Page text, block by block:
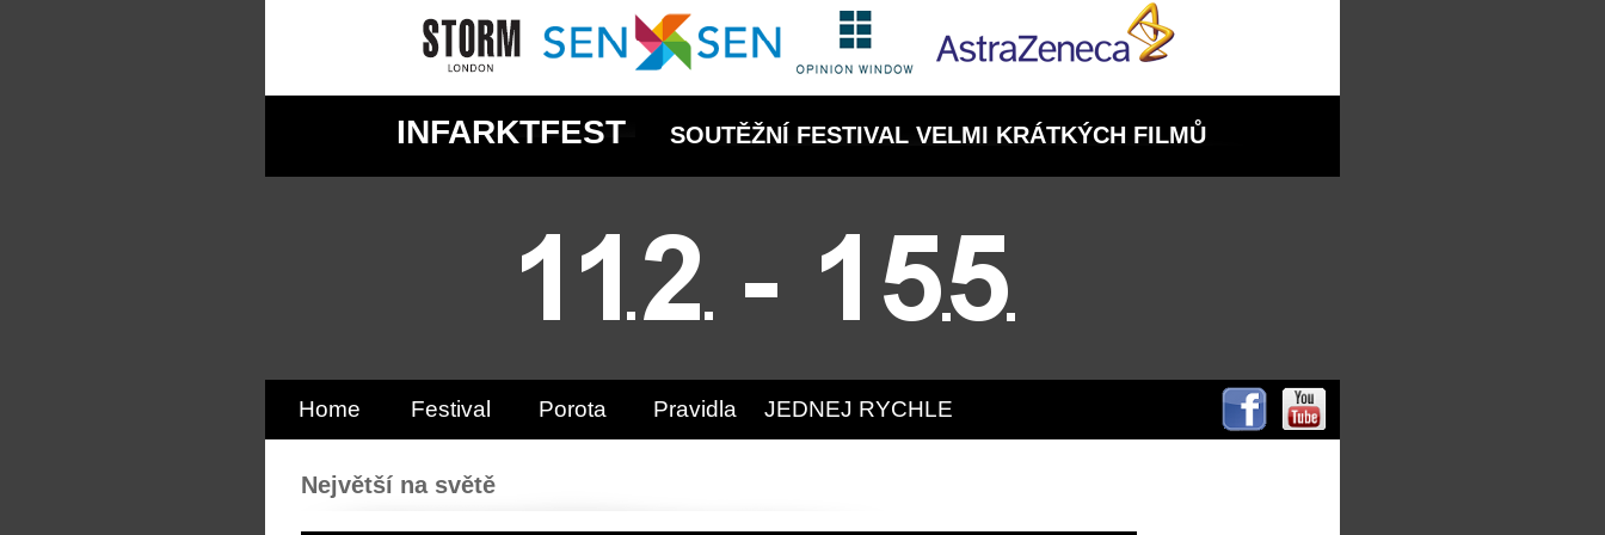
INFARKTFEST SOUTĚŽNÍ FESTIVAL VELMI KRÁTKÝCH FILMŮ
Home Festival Porota Pravidla JEDNEJ RYCHLE
Největší na světě